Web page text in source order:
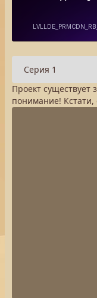
Проект существует
понимание!